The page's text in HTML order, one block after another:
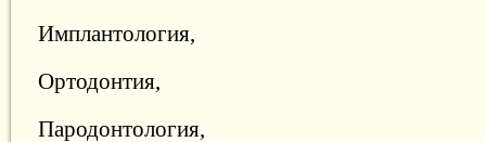
Имплантология,
Ортодонтия,
Пародонтология,